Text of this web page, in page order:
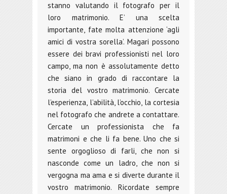
stanno valutando il fotografo per il
loro matrimonio. E’ una scelta
importante, fate molta attenzione ‘agli
amici di vostra sorella’. Magari possono
essere dei bravi professionisti nel loro
campo, ma non è assolutamente detto
che siano in grado di raccontare la
storia del vostro matrimonio. Cercate
l’esperienza, l’abilità, l’occhio, la cortesia
nel fotografo che andrete a contattare.
Cercate un professionista che fa
matrimoni e che li fa bene. Uno che si
sente orgoglioso di farli, che non si
nasconde come un ladro, che non si
vergogna ma ama e si diverte durante il
vostro matrimonio. Ricordate sempre